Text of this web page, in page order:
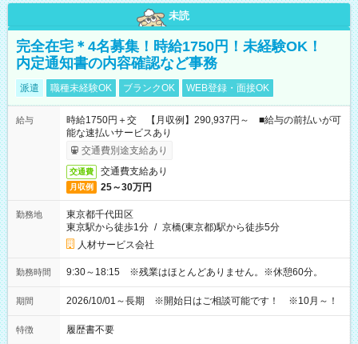
未読
完全在宅＊4名募集！時給1750円！未経験OK！
内定通知書の内容確認など事務
派遣 職種未経験OK ブランクOK WEB登録・面接OK
給与
時給1750円＋交 【月収例】290,937円～ ■給与の前払いが可
能な速払いサービスあり
交通費別途支給あり
交通費 交通費支給あり
月収例 25～30万円
勤務地
東京都千代田区
東京駅から徒歩1分 / 京橋(東京都)駅から徒歩5分
人材サービス会社
勤務時間 9:30～18:15 ※残業はほとんどありません。※休憩60分。
期間 2026/10/01～長期 ※開始日はご相談可能です！ ※10月～！
特徴 履歴書不要